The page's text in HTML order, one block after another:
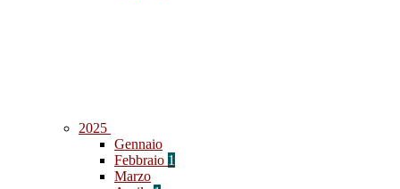
2025
Gennaio
Febbraio 1
Marzo